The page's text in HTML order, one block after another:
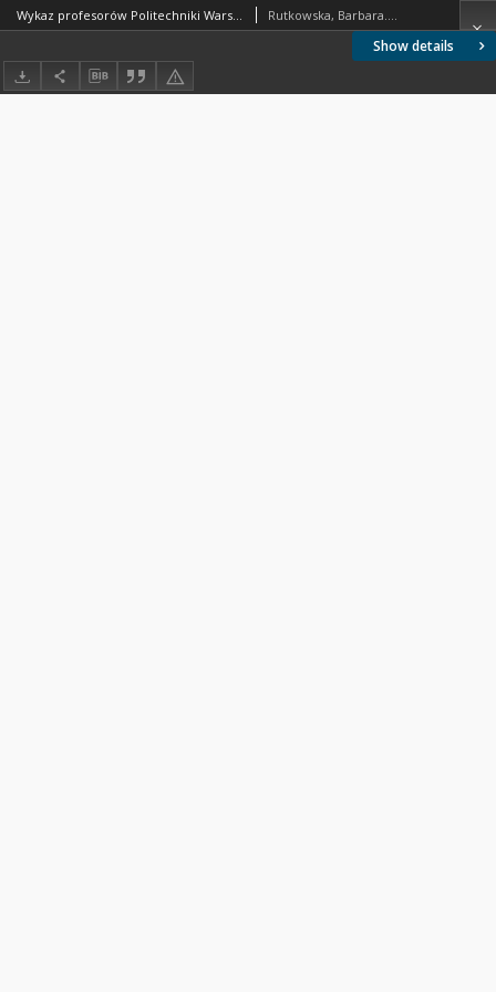
Show details
Wykaz profesorów Politechniki Warszawskiej zmarłych w latach 2000-2007 Rutkowska, Barbara. Oprac.